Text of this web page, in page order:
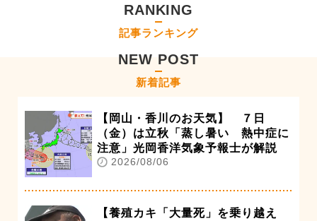
RANKING
記事ランキング
NEW POST
新着記事
【岡山・香川のお天気】 ７日
（金）は立秋「蒸し暑い 熱中症に
注意」光岡香洋気象予報士が解説
2026/08/06
【養殖カキ「大量死」を乗り越え